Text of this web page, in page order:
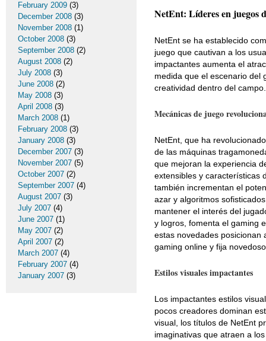
NetEnt: Líderes en juegos
NetEnt se ha establecido
juego que cautivan a los
impactantes aumenta el
medida que el escenario del
creatividad dentro del campo.
Mecánicas de juego
NetEnt, que ha
de las máquinas
que mejoran la experiencia
extensibles y características
también incrementan el
azar y algoritmos
mantener el interés del
y logros, fomenta el gaming
estas novedades posicionan
gaming online y fija
Estilos visuales impactantes
Los impactantes estilos
pocos creadores dominan
visual, los títulos de NetEnt
imaginativas que atraen a
February 2009 (3)
December 2008 (3)
November 2008 (1)
October 2008 (3)
September 2008 (2)
August 2008 (2)
July 2008 (3)
June 2008 (2)
May 2008 (3)
April 2008 (3)
March 2008 (1)
February 2008 (3)
January 2008 (3)
December 2007 (3)
November 2007 (5)
October 2007 (2)
September 2007 (4)
August 2007 (3)
July 2007 (4)
June 2007 (1)
May 2007 (2)
April 2007 (2)
March 2007 (4)
February 2007 (4)
January 2007 (3)